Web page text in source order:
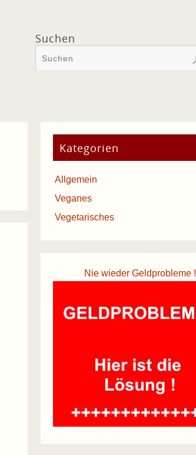
Suchen
Kategorien
Allgemein
Veganes
Vegetarisches
Nie wieder Geldprobleme !